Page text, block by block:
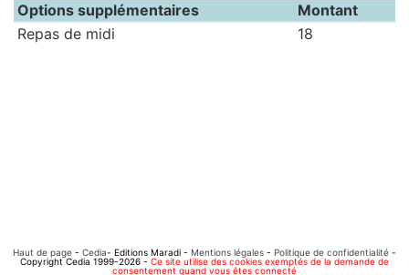
Options supplémentaires
Montant
Repas de midi
18
Haut de page - Cedia- Editions Maradi - Mentions légales - Politique de confidentialité -
Copyright Cedia 1999-2026 - Ce site utilise des cookies exemptés de la demande de
consentement quand vous êtes connecté